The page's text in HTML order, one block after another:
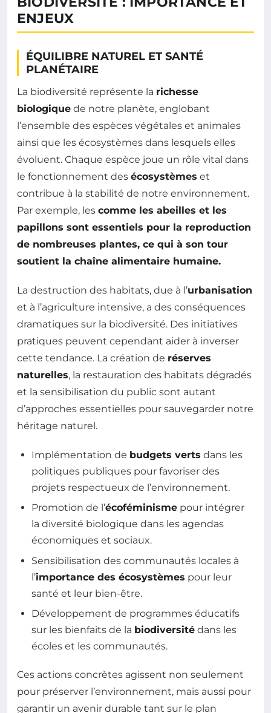
ENJEUX
ÉQUILIBRE NATUREL ET SANTÉ
PLANÉTAIRE
La biodiversité représente la richesse
biologique de notre planète, englobant
l’ensemble des espèces végétales et animales
ainsi que les écosystèmes dans lesquels elles
évoluent. Chaque espèce joue un rôle vital dans
le fonctionnement des écosystèmes et
contribue à la stabilité de notre environnement.
Par exemple, les comme les abeilles et les
papillons sont essentiels pour la reproduction
de nombreuses plantes, ce qui à son tour
soutient la chaîne alimentaire humaine.
La destruction des habitats, due à l’urbanisation
et à l’agriculture intensive, a des conséquences
dramatiques sur la biodiversité. Des initiatives
pratiques peuvent cependant aider à inverser
cette tendance. La création de réserves
naturelles, la restauration des habitats dégradés
et la sensibilisation du public sont autant
d’approches essentielles pour sauvegarder notre
héritage naturel.
Implémentation de budgets verts dans les
politiques publiques pour favoriser des
projets respectueux de l’environnement.
Promotion de l’écoféminisme pour intégrer
la diversité biologique dans les agendas
économiques et sociaux.
Sensibilisation des communautés locales à
l’importance des écosystèmes pour leur
santé et leur bien-être.
Développement de programmes éducatifs
sur les bienfaits de la biodiversité dans les
écoles et les communautés.
Ces actions concrètes agissent non seulement
pour préserver l’environnement, mais aussi pour
garantir un avenir durable tant sur le plan